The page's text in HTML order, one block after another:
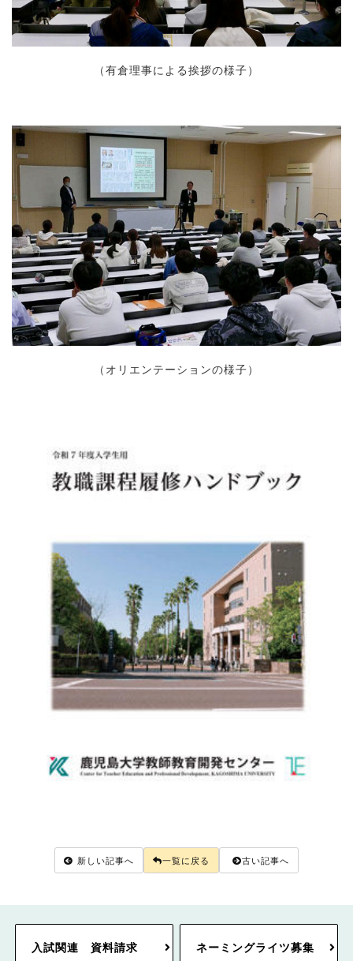
（有倉理事による挨拶の様子）
（オリエンテーションの様子）
新しい記事へ 一覧に戻る 古い記事へ
入試関連 資料請求 ネーミングライツ募集